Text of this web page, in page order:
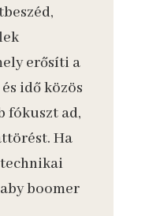
erősíti a
idő közös
fókuszt ad,
Ha
boomer